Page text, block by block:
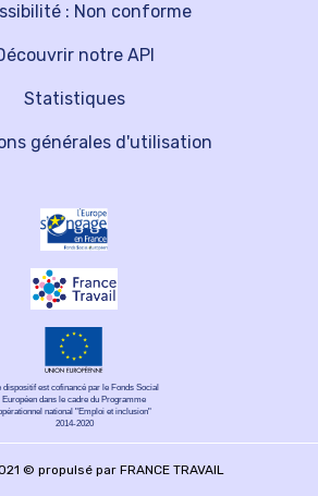
notre API
Statistiques
: Non conforme
générales d'utilisation
dispositif est cofinancé par le Fonds Social
Européen dans le cadre du Programme
national "Emploi et inclusion"
2014-2020
© propulsé par FRANCE TRAVAIL